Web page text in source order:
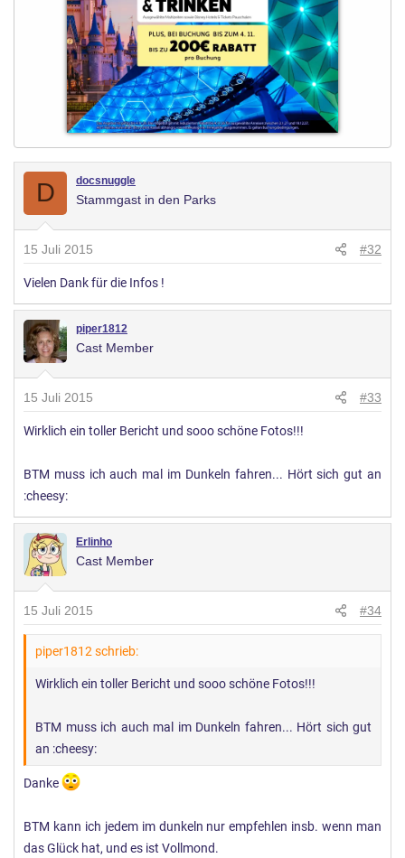
D docsnuggle
Stammgast in den Parks
15 Juli 2015 #32
Vielen Dank für die Infos !
piper1812
Cast Member
15 Juli 2015 #33
Wirklich ein toller Bericht und sooo schöne Fotos!!!
BTM muss ich auch mal im Dunkeln fahren... Hört sich gut an
:cheesy:
Erlinho
Cast Member
15 Juli 2015 #34
piper1812 schrieb:
Wirklich ein toller Bericht und sooo schöne Fotos!!!
BTM muss ich auch mal im Dunkeln fahren... Hört sich gut
an :cheesy:
Danke
BTM kann ich jedem im dunkeln nur empfehlen insb. wenn man
das Glück hat, und es ist Vollmond.